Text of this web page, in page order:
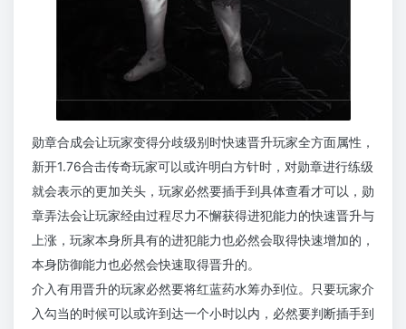
勋章合成会让玩家变得分歧级别时快速晋升玩家全方面属性，
新开1.76合击传奇玩家可以或许明白方针时，对勋章进行练级
就会表示的更加关头，玩家必然要插手到具体查看才可以，勋
章弄法会让玩家经由过程尽力不懈获得进犯能力的快速晋升与
上涨，玩家本身所具有的进犯能力也必然会取得快速增加的，
本身防御能力也必然会快速取得晋升的。
介入有用晋升的玩家必然要将红蓝药水筹办到位。只要玩家介
入勾当的时候可以或许到达一个小时以内，必然要判断插手到